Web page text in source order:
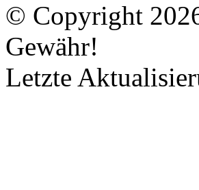
© Copyright
Gewähr!
Letzte